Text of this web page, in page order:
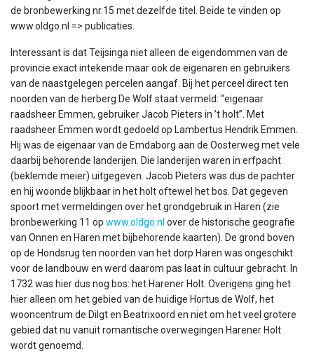
de bronbewerking nr.15 met dezelfde titel. Beide te vinden op
www.oldgo.nl => publicaties.
Interessant is dat Teijsinga niet alleen de eigendommen van de
provincie exact intekende maar ook de eigenaren en gebruikers
van de naastgelegen percelen aangaf. Bij het perceel direct ten
noorden van de herberg De Wolf staat vermeld: “eigenaar
raadsheer Emmen, gebruiker Jacob Pieters in ’t holt”. Met
raadsheer Emmen wordt gedoeld op Lambertus Hendrik Emmen.
Hij was de eigenaar van de Emdaborg aan de Oosterweg met vele
daarbij behorende landerijen. Die landerijen waren in erfpacht
(beklemde meier) uitgegeven. Jacob Pieters was dus de pachter
en hij woonde blijkbaar in het holt oftewel het bos. Dat gegeven
spoort met vermeldingen over het grondgebruik in Haren (zie
bronbewerking 11 op www.oldgo.nl over de historische geografie
van Onnen en Haren met bijbehorende kaarten). De grond boven
op de Hondsrug ten noorden van het dorp Haren was ongeschikt
voor de landbouw en werd daarom pas laat in cultuur gebracht. In
1732 was hier dus nog bos: het Harener Holt. Overigens ging het
hier alleen om het gebied van de huidige Hortus de Wolf, het
wooncentrum de Dilgt en Beatrixoord en niet om het veel grotere
gebied dat nu vanuit romantische overwegingen Harener Holt
wordt genoemd.